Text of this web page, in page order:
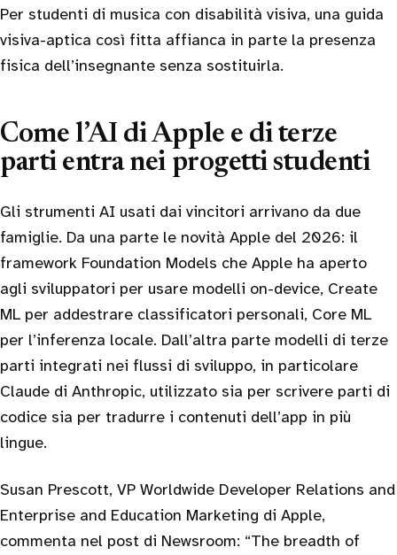
Per studenti di musica con disabilità visiva, una guida
visiva-aptica così fitta affianca in parte la presenza
fisica dell’insegnante senza sostituirla.
Come l’AI di Apple e di terze
parti entra nei progetti studenti
Gli strumenti AI usati dai vincitori arrivano da due
famiglie. Da una parte le novità Apple del 2026: il
framework Foundation Models che Apple ha aperto
agli sviluppatori per usare modelli on-device, Create
ML per addestrare classificatori personali, Core ML
per l’inferenza locale. Dall’altra parte modelli di terze
parti integrati nei flussi di sviluppo, in particolare
Claude di Anthropic, utilizzato sia per scrivere parti di
codice sia per tradurre i contenuti dell’app in più
lingue.
Susan Prescott, VP Worldwide Developer Relations and
Enterprise and Education Marketing di Apple,
commenta nel post di Newsroom: “The breadth of